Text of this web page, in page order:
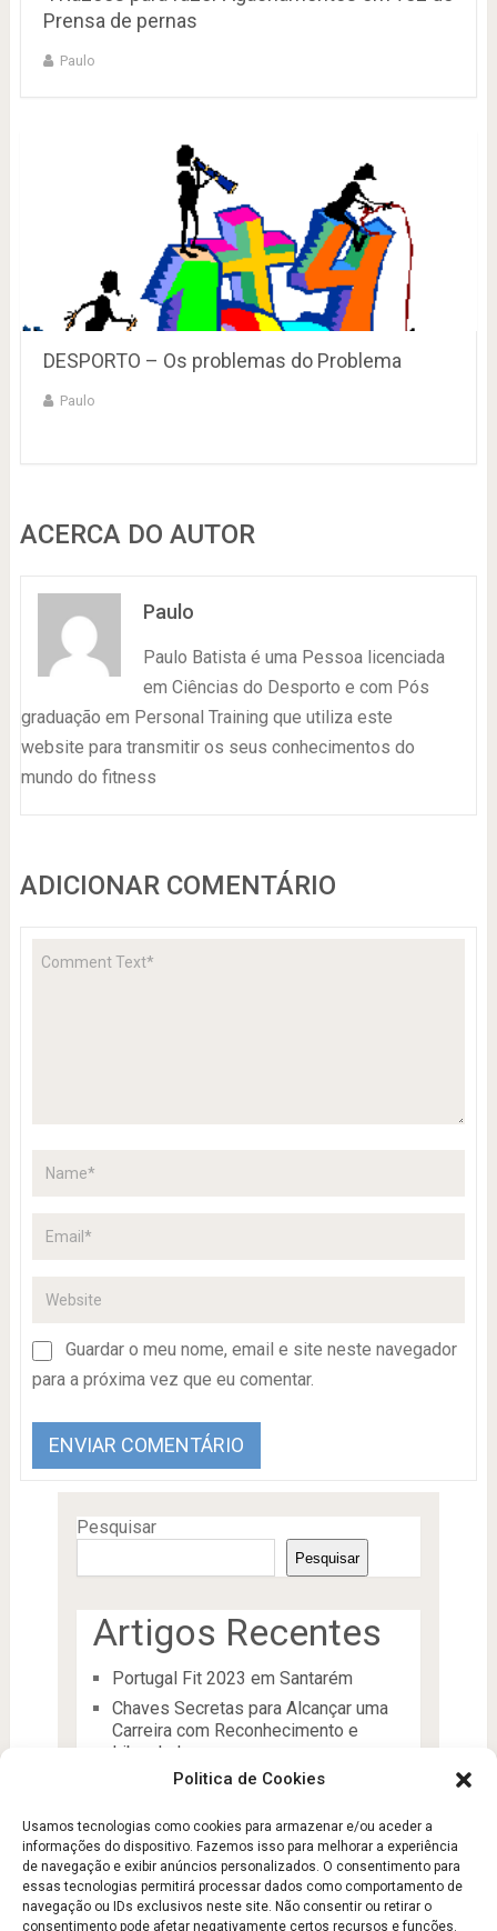
Politica de Cookies
Usamos tecnologias como cookies para armazenar e/ou aceder a
informações do dispositivo. Fazemos isso para melhorar a experiência
de navegação e exibir anúncios personalizados. O consentimento para
essas tecnologias permitirá processar dados como comportamento de
navegação ou IDs exclusivos neste site. Não consentir ou retirar o
consentimento pode afetar negativamente certos recursos e funções.
Prensa de pernas
Paulo
DESPORTO – Os problemas do Problema
Paulo
ACERCA DO AUTOR
Paulo
Paulo Batista é uma Pessoa licenciada
em Ciências do Desporto e com Pós
graduação em Personal Training que utiliza este
website para transmitir os seus conhecimentos do
mundo do fitness
ADICIONAR COMENTÁRIO
Guardar o meu nome, email e site neste navegador
para a próxima vez que eu comentar.
Pesquisar
Pesquisar
Artigos Recentes
Portugal Fit 2023 em Santarém
Chaves Secretas para Alcançar uma
Carreira com Reconhecimento e
Liberdade
manutenção da condição física
Aptidão Física e Saúde